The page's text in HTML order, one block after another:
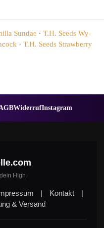
Sundae · T.H. Seeds Wy-
· T.H. Seeds Strawberry
WiderrufInstagram
High
| Kontakt
|
& Versand